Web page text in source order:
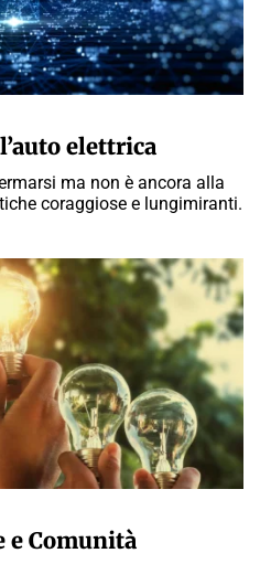
elettrica
ma non è ancora alla
coraggiose e lungimiranti.
e Comunità